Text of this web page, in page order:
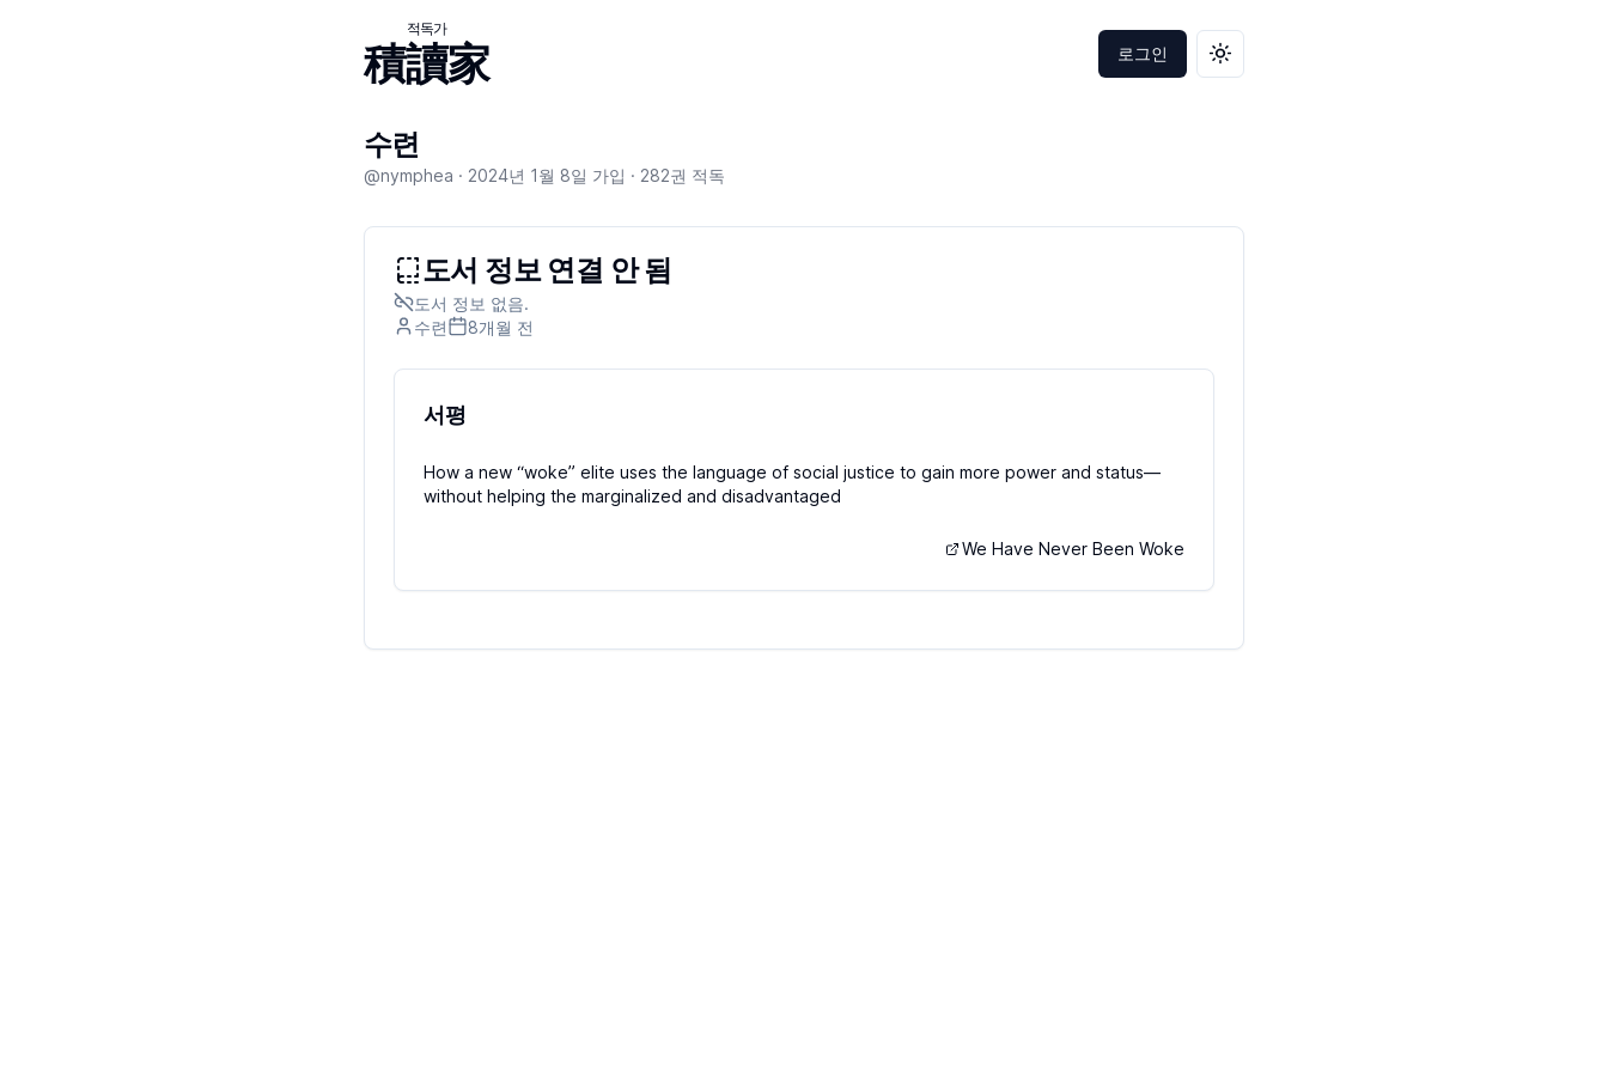
積讀家
적독가
로그인 테마 변경
수련
@nymphea · 2024년 1월 8일 가입 · 282권 적독
도서 정보 연결 안 됨
도서 정보 없음.
수련
8개월 전
서평
How a new “woke” elite uses the language of social justice to gain more power and status—
without helping the marginalized and disadvantaged
We Have Never Been Woke